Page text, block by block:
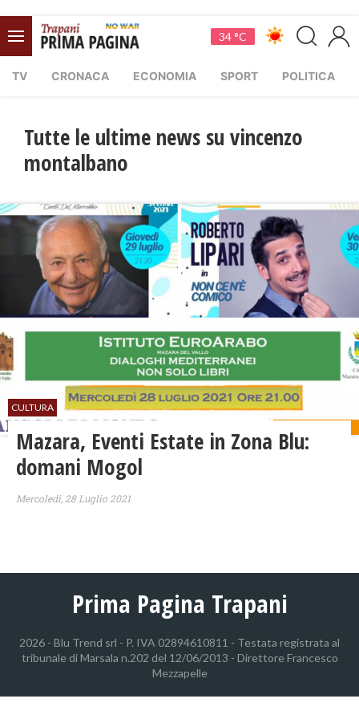
34 °C
TV CRONACA ECONOMIA SPORT POLITICA
Tutte le ultime news su vincenzo
montalbano
CULTURA
Mazara, Eventi Estate in Zona Blu:
domani Mogol
Mercoledì, 28 Luglio 2021
Prima Pagina Trapani
2026 - Blu Trend srl - P. IVA 02894610811 - Testata registrata al
tribunale di Marsala n.202 del 12/06/2013 - Direttore Francesco
Mezzapelle